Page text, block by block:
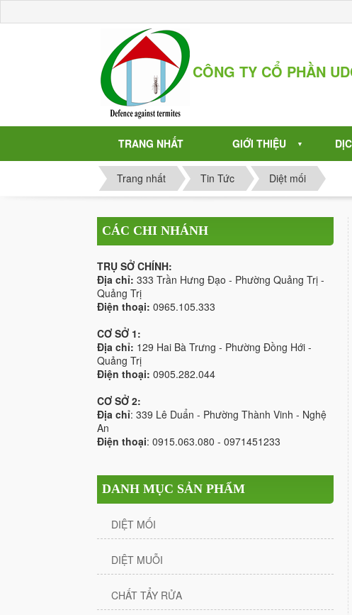
CÔNG TY CỔ PHẦN
TRANG NHẤT GIỚI THIỆU ▼
Trang nhất Tin Tức Diệt mối
CÁC CHI NHÁNH
TRỤ SỞ CHÍNH:
Địa chỉ: 333 Trần Hưng Đạo - Phường Quảng Trị -
Quảng Trị
Điện thoại: 0965.105.333
CƠ SỞ 1:
Địa chỉ: 129 Hai Bà Trưng - Phường Đồng Hới -
Quảng Trị
Điện thoại: 0905.282.044
CƠ SỞ 2:
Địa chỉ: 339 Lê Duẩn - Phường Thành Vinh - Nghệ
An
Điện thoại: 0915.063.080 - 0971451233
DANH MỤC SẢN PHẨM
DIỆT MỐI
DIỆT MUỖI
CHẤT TẨY RỬA